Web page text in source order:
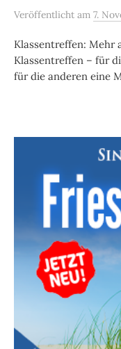
Veröffentlicht am 7.
Klassentreffen: Mehr
Klassentreffen – für
für die anderen eine